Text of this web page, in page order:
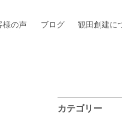
様の声 ブログ 観田創建に
カテゴリー